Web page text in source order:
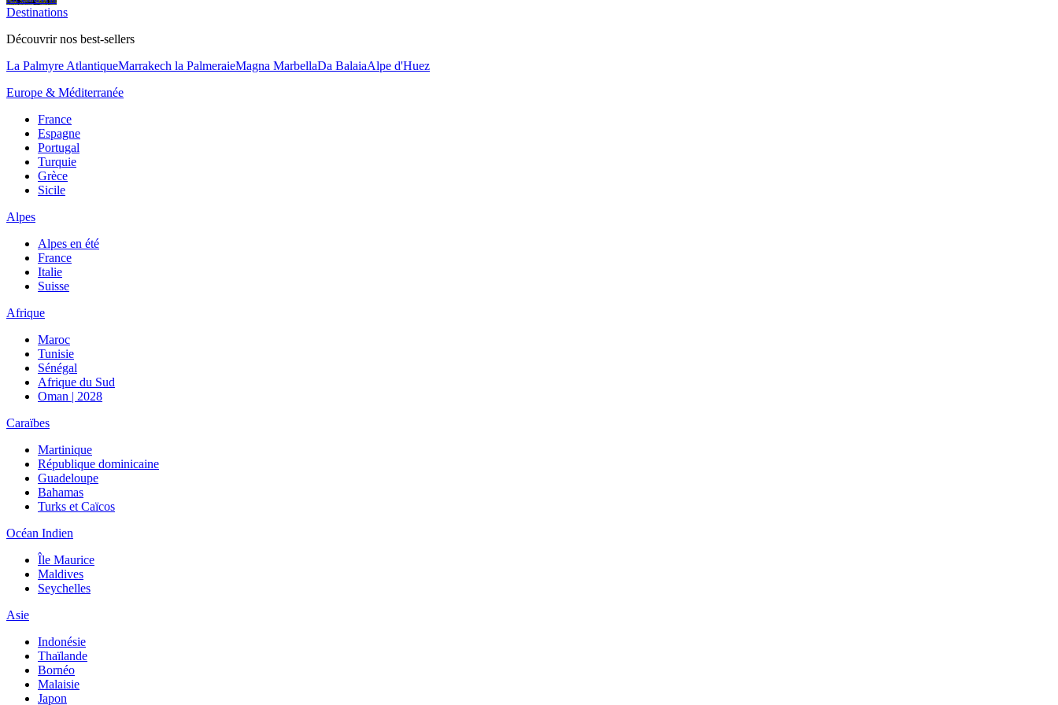
Destinations
Découvrir nos best-sellers
La Palmyre AtlantiqueMarrakech la PalmeraieMagna MarbellaDa BalaiaAlpe d'Huez
Europe & Méditerranée
France
Espagne
Portugal
Turquie
Grèce
Sicile
Alpes
Alpes en été
France
Italie
Suisse
Afrique
Maroc
Tunisie
Sénégal
Afrique du Sud
Oman | 2028
Caraïbes
Martinique
République dominicaine
Guadeloupe
Bahamas
Turks et Caïcos
Océan Indien
Île Maurice
Maldives
Seychelles
Asie
Indonésie
Thaïlande
Bornéo
Malaisie
Japon